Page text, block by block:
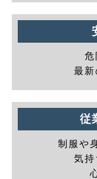
危
最新
従
制服や
気持